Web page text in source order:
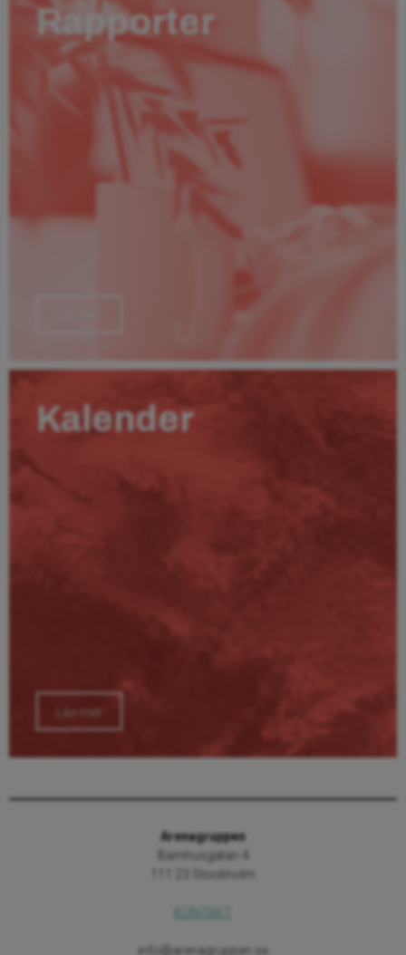
Rapporter
Kalender
Läs mer
Arenagruppen
Barnhusgatan 4
111 23 Stockholm
info@arenagruppen.se